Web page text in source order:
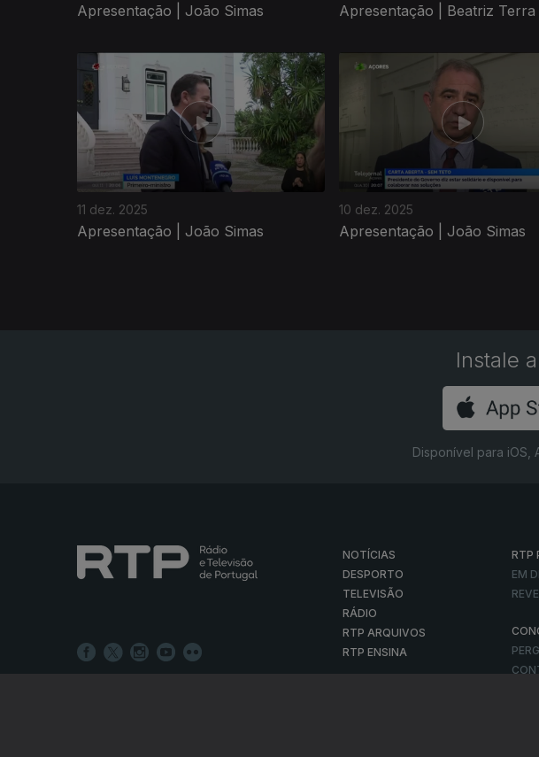
Apresentação | João Simas Apresentação | Beatriz Terra
11 dez. 2025
Apresentação | João Simas
10 dez. 2025
Apresentação | João Simas
894671
Instale
Disponível para iOS,
NOTÍCIAS
DESPORTO
TELEVISÃO
RÁDIO
RTP ARQUIVOS
RTP ENSINA
RTP
EM